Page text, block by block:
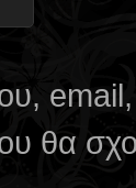
email,
θα